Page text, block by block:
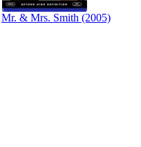
Mr. & Mrs. Smith (2005)